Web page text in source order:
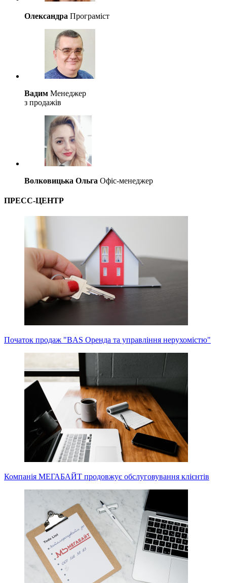
Олександра Програміст
Вадим Менеджер
з продажів
Волковицька Ольга Офіс-менеджер
ПРЕСС-ЦЕНТР
Початок продаж "BAS Оренда та управління нерухомістю"
Компанія МЕГАБАЙТ продовжує обслуговування клієнтів